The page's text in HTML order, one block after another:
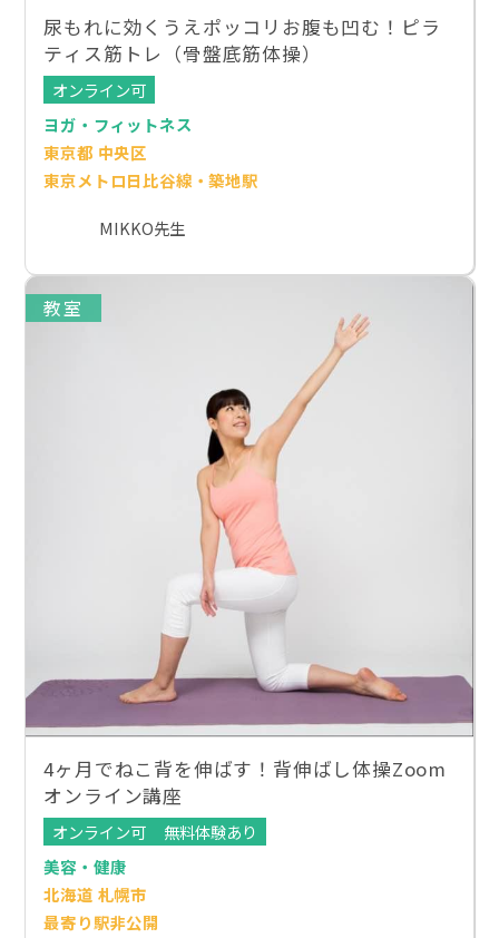
尿もれに効くうえポッコリお腹も凹む！ピラ
ティス筋トレ（骨盤底筋体操）
オンライン可
ヨガ・フィットネス
東京都 中央区
東京メトロ日比谷線・築地駅
MIKKO先生
教室
4ヶ月でねこ背を伸ばす！背伸ばし体操Zoom
オンライン講座
オンライン可
無料体験あり
美容・健康
北海道 札幌市
最寄り駅非公開